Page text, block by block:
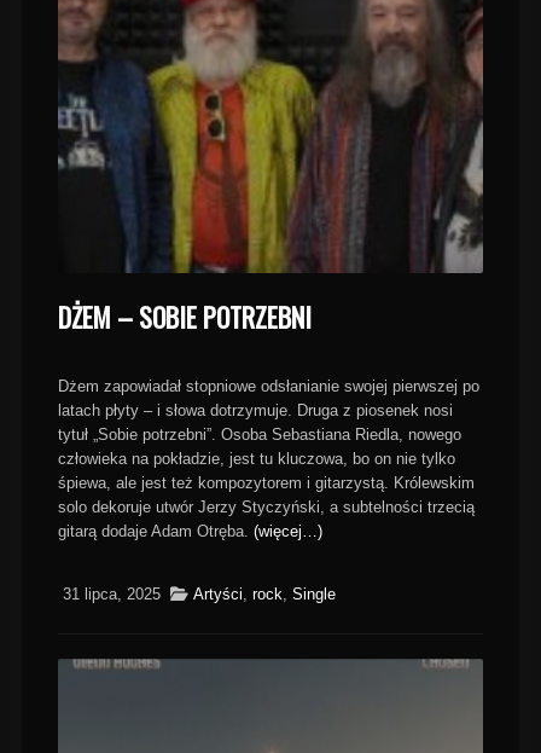
DŻEM – SOBIE POTRZEBNI
Dżem zapowiadał stopniowe odsłanianie swojej pierwszej po
latach płyty – i słowa dotrzymuje. Druga z piosenek nosi
tytuł „Sobie potrzebni”. Osoba Sebastiana Riedla, nowego
człowieka na pokładzie, jest tu kluczowa, bo on nie tylko
śpiewa, ale jest też kompozytorem i gitarzystą. Królewskim
solo dekoruje utwór Jerzy Styczyński, a subtelności trzecią
gitarą dodaje Adam Otręba. (więcej…)
31 lipca, 2025 Artyści, rock, Single